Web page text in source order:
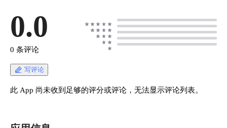
0.0
0 条评论
写评论
此 App 尚未收到足够的评分或评论，无法显示评论列表。